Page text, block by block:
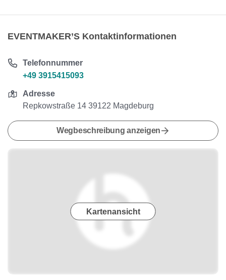
EVENTMAKER’S Kontaktinformationen
Telefonnummer
+49 3915415093
Adresse
Repkowstraße 14 39122 Magdeburg
Wegbeschreibung anzeigen
Kartenansicht